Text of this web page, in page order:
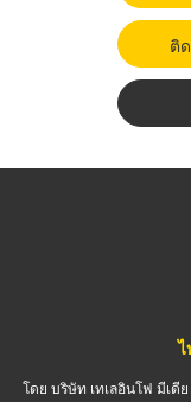
ติ
โดย บริษัท เทเลอินโฟ มีเดี